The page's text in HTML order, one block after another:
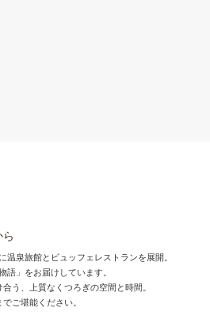
ら
泉旅館とビュッフェレストランを展開。
語」をお届けしています。
う、上質なくつろぎの空間と時間。
ご堪能ください。